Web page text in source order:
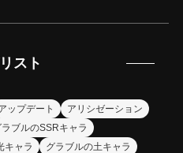
スト
ップデート
アリシゼーション
ラブルのSSRキャラ
キャラ
グラブルの土キャラ